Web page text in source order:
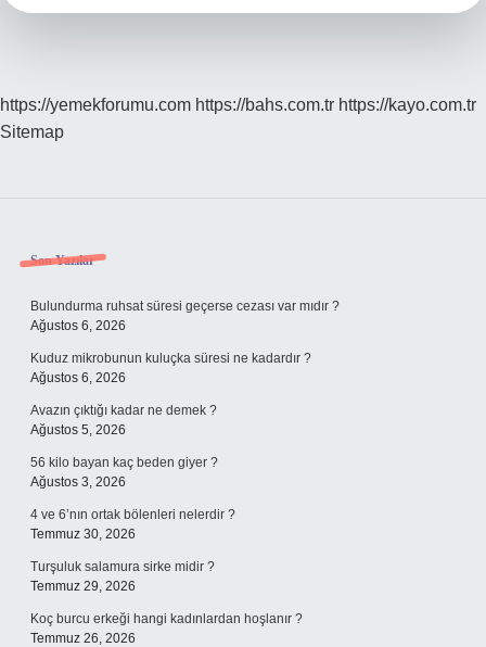
https://yemekforumu.com https://bahs.com.tr https://kayo.com.tr
Sitemap
Sidebar
Son Yazılar
Bulundurma ruhsat süresi geçerse cezası var mıdır ?
Ağustos 6, 2026
Kuduz mikrobunun kuluçka süresi ne kadardır ?
Ağustos 6, 2026
Avazın çıktığı kadar ne demek ?
Ağustos 5, 2026
56 kilo bayan kaç beden giyer ?
Ağustos 3, 2026
4 ve 6’nın ortak bölenleri nelerdir ?
Temmuz 30, 2026
Turşuluk salamura sirke midir ?
Temmuz 29, 2026
Koç burcu erkeği hangi kadınlardan hoşlanır ?
Temmuz 26, 2026